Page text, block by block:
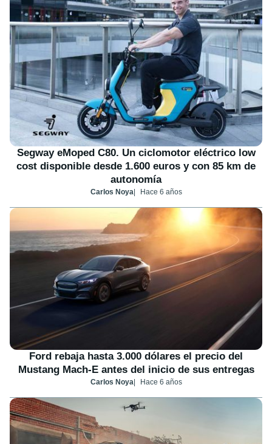
Segway eMoped C80. Un ciclomotor eléctrico low
cost disponible desde 1.600 euros y con 85 km de
autonomía
Carlos Noya Hace 6 años
Ford rebaja hasta 3.000 dólares el precio del
Mustang Mach-E antes del inicio de sus entregas
Carlos Noya Hace 6 años